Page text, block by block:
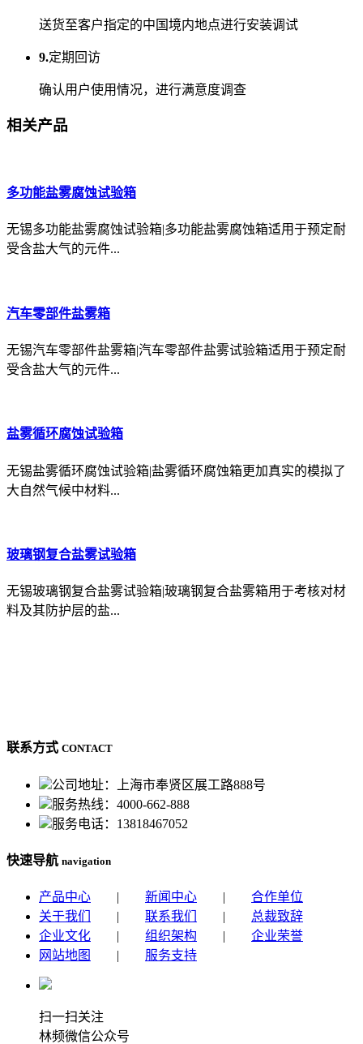
送货至客户指定的中国境内地点进行安装调试
9.定期回访
确认用户使用情况，进行满意度调查
相关产品
多功能盐雾腐蚀试验箱
无锡多功能盐雾腐蚀试验箱|多功能盐雾腐蚀箱适用于预定耐
受含盐大气的元件...
汽车零部件盐雾箱
无锡汽车零部件盐雾箱|汽车零部件盐雾试验箱适用于预定耐
受含盐大气的元件...
盐雾循环腐蚀试验箱
无锡盐雾循环腐蚀试验箱|盐雾循环腐蚀箱更加真实的模拟了
大自然气候中材料...
玻璃钢复合盐雾试验箱
无锡玻璃钢复合盐雾试验箱|玻璃钢复合盐雾箱用于考核对材
料及其防护层的盐...
联系方式 CONTACT
公司地址：上海市奉贤区展工路888号
服务热线：4000-662-888
服务电话：13818467052
快速导航 navigation
产品中心 | 新闻中心 | 合作单位
关于我们
| 联系我们 | 总裁致辞
企业文化 | 组织架构 | 企业荣誉
网站地图
| 服务支持
扫一扫关注
林频微信公众号